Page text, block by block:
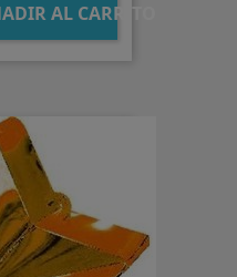
AL CARRITO